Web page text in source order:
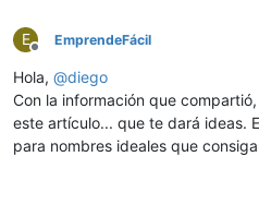
E
Desconectado
EmprendeFácil
Hola, @diego
Con la información que
este artículo... que te dará ideas.
para nombres ideales que